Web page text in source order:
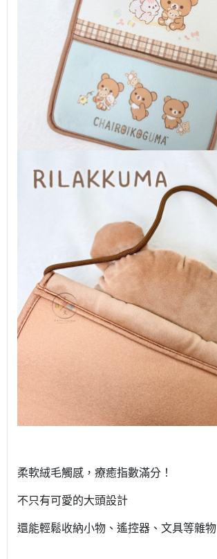
柔軟絨毛觸感，療癒指數滿分！
不只有可愛的大頭設計
還能輕鬆收納小物、遙控器、文具等雜物